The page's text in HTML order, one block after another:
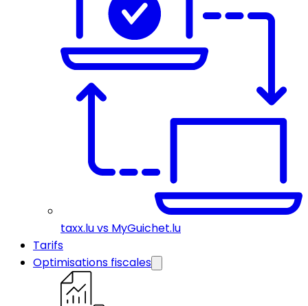
taxx.lu vs MyGuichet.lu
Tarifs
Optimisations fiscales